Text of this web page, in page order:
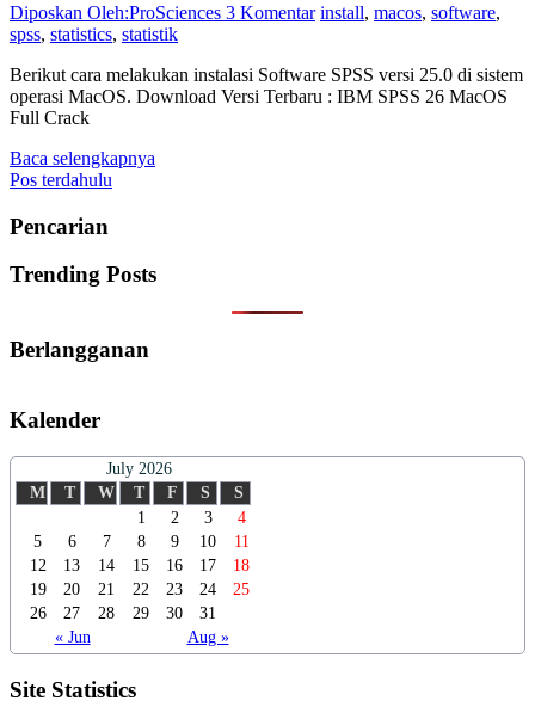
Diposkan Oleh:ProSciences 3 Komentar install, macos, software,
spss, statistics, statistik
Berikut cara melakukan instalasi Software SPSS versi 25.0 di sistem
operasi MacOS. Download Versi Terbaru : IBM SPSS 26 MacOS
Full Crack
Baca selengkapnya
Navigasi
Pos terdahulu
Pencarian
Trending Posts
Berlangganan
Kalender
July 2026
M
T W T F S S
« Jun Aug »
1 2 3
4
5
6 7 8 9 10
11
12
13 14 15 16 17
18
19
20 21 22 23 24
25
26
27 28 29 30 31
Site Statistics